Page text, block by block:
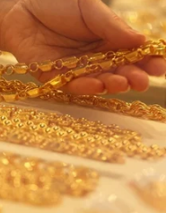
#GDP của Đức